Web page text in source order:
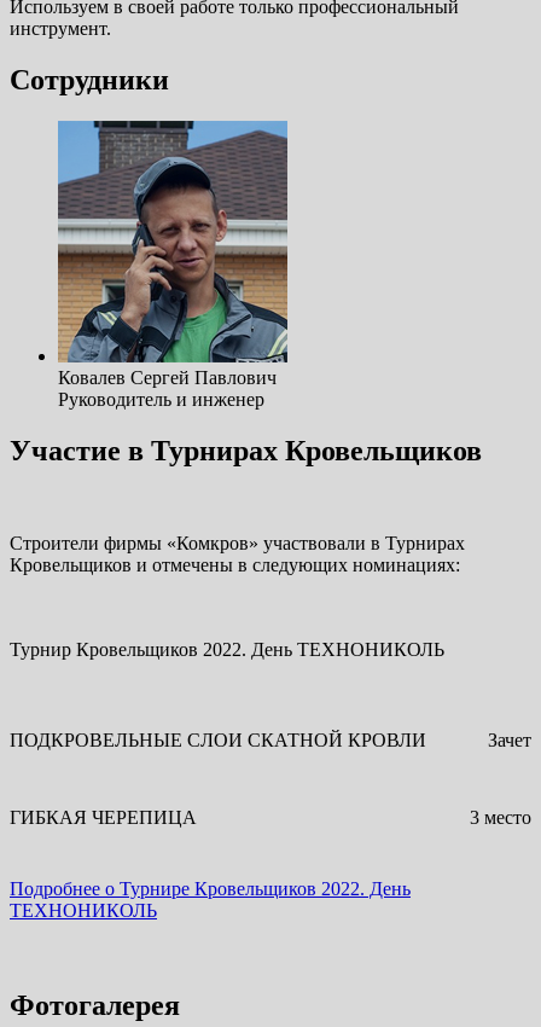
Используем в своей работе только профессиональный
инструмент.
Сотрудники
Ковалев Сергей Павлович
Руководитель и инженер
Участие в Турнирах Кровельщиков
Строители фирмы «Комкров» участвовали в Турнирах
Кровельщиков и отмечены в следующих номинациях:
Турнир Кровельщиков 2022. День ТЕХНОНИКОЛЬ
ПОДКРОВЕЛЬНЫЕ СЛОИ СКАТНОЙ КРОВЛИ Зачет
ГИБКАЯ ЧЕРЕПИЦА 3 место
Подробнее о Турнире Кровельщиков 2022. День
ТЕХНОНИКОЛЬ
Фотогалерея